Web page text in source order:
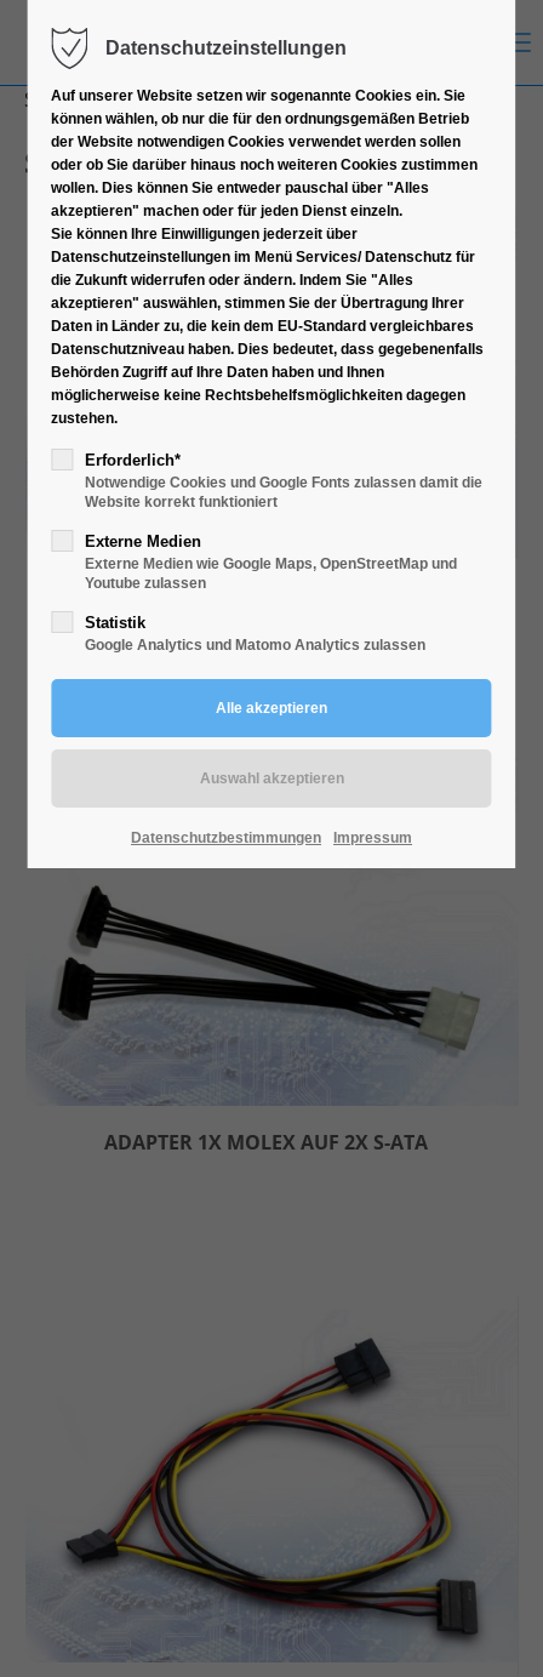
Suche:
Stromkabel Intern
ADAPTER 1X S-ATA AUF 2X S-ATA, 0,15M
ADAPTER 1X MOLEX AUF 2X S-ATA
Datenschutzeinstellungen
Auf unserer Website setzen wir sogenannte Cookies ein. Sie
können wählen, ob nur die für den ordnungsgemäßen Betrieb
der Website notwendigen Cookies verwendet werden sollen
oder ob Sie darüber hinaus noch weiteren Cookies zustimmen
wollen. Dies können Sie entweder pauschal über "Alles
akzeptieren" machen oder für jeden Dienst einzeln.
Sie können Ihre Einwilligungen jederzeit über
Datenschutzeinstellungen im Menü Services/ Datenschutz für
die Zukunft widerrufen oder ändern. Indem Sie "Alles
akzeptieren" auswählen, stimmen Sie der Übertragung Ihrer
Daten in Länder zu, die kein dem EU-Standard vergleichbares
Datenschutzniveau haben. Dies bedeutet, dass gegebenenfalls
Behörden Zugriff auf Ihre Daten haben und Ihnen
möglicherweise keine Rechtsbehelfsmöglichkeiten dagegen
zustehen.
Erforderlich*
Notwendige Cookies und Google Fonts zulassen damit die
Website korrekt funktioniert
Externe Medien
Externe Medien wie Google Maps, OpenStreetMap und
Youtube zulassen
Statistik
Google Analytics und Matomo Analytics zulassen
Datenschutzbestimmungen Impressum